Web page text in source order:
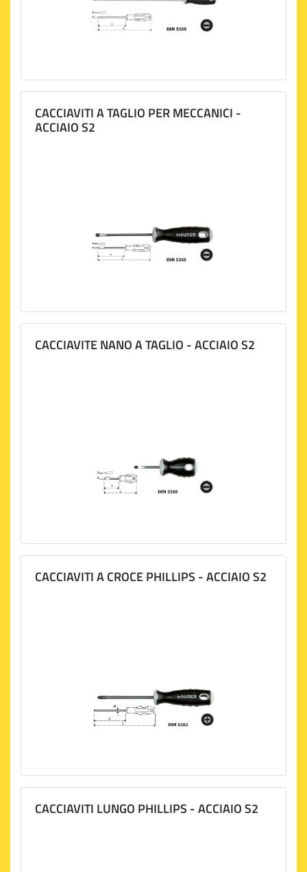
CACCIAVITI A TAGLIO PER MECCANICI -
ACCIAIO S2
CACCIAVITE NANO A TAGLIO - ACCIAIO S2
CACCIAVITI A CROCE PHILLIPS - ACCIAIO S2
CACCIAVITI LUNGO PHILLIPS - ACCIAIO S2